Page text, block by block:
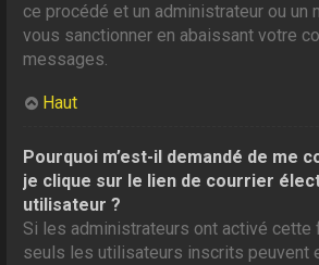
ce procédé et un administrateur ou un
vous sanctionner en abaissant votre
messages.
Haut
Pourquoi m’est-il demandé de me
je clique sur le lien de courrier
utilisateur ?
Si les administrateurs ont activé cette
seuls les utilisateurs inscrits peuvent